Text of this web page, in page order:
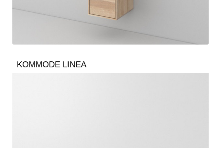
KOMMODE LINEA